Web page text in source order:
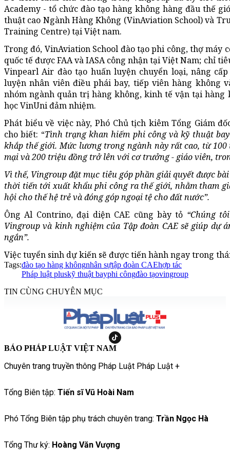
Academy - tổ chức đào tạo hàng không hàng đầu thế
thuật cao Ngành Hàng Không (VinAviation School) và
Training Centre) tại Việt nam.
Trong đó, VinAviation School đào tạo phi công, thợ máy
quốc tế được FAA và IASA công nhận tại Việt Nam; chỉ
Vinpearl Air đào tạo huấn luyện chuyển loại, nâng
luyện nhân viên điều phái bay, tiếp viên hàng không
nhóm ngành quản trị hàng không, kinh tế vận tại
học VinUni đảm nhiệm.
Phát biểu về việc này, Phó Chủ tịch kiêm Tổng Giám
cho biết: “Tình trạng khan hiếm phi công và kỹ thuật
khắp thế giới. Mức lương trong ngành này rất cao, từ
mại và 200 triệu đồng trở lên với cơ trưởng - giáo viên,
Vì thế, Vingroup đặt mục tiêu góp phần giải quyết được
thời tiến tới xuất khẩu phi công ra thế giới, nhằm tham
hội cho thế hệ trẻ và đóng góp ngoại tệ cho đất nước”.
Ông Al Contrino, đại diện CAE cũng bày tỏ “Chúng
Vingroup và kinh nghiệm của Tập đoàn CAE sẽ giúp
ngắn”.
Việc tuyển sinh dự kiến sẽ được tiến hành ngay trong
Tags:đào tạo hàng khôngnhân sựtập đoàn CAEhợp tác
Pháp luật pluskỹ thuật bayphi côngđào tạovingroup
TIN CÙNG CHUYÊN MỤC
BÁO PHÁP LUẬT VIỆT NAM
Chuyên trang truyền thông Pháp Luật Pháp Luật +
Tổng Biên tập: Tiến sĩ Vũ Hoài Nam
Phó Tổng Biên tập phụ trách chuyên trang: Trần Ngọc Hà
Tổng Thư ký: Hoàng Văn Vượng